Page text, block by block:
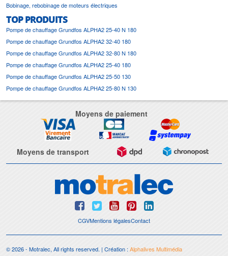
Bobinage, rebobinage de moteurs électriques
TOP PRODUITS
Pompe de chauffage Grundfos ALPHA2 25-40 N 180
Pompe de chauffage Grundfos ALPHA2 32-40 180
Pompe de chauffage Grundfos ALPHA2 32-80 N 180
Pompe de chauffage Grundfos ALPHA2 25-40 180
Pompe de chauffage Grundfos ALPHA2 25-50 130
Pompe de chauffage Grundfos ALPHA2 25-80 N 130
Moyens de paiement
Moyens de transport
CGVMentions légalesContact
© 2026 - Motralec, All rights reserved. | Création :Alphalives Multimédia